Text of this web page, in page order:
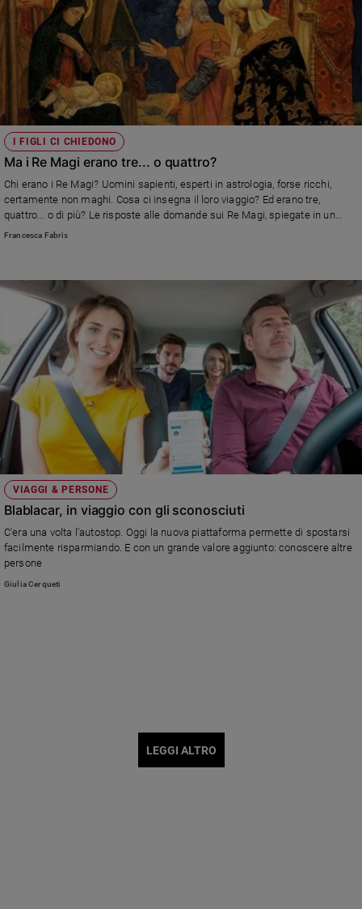
I FIGLI CI CHIEDONO
Ma i Re Magi erano tre... o quattro?
Chi erano i Re Magi? Uomini sapienti, esperti in astrologia, forse ricchi,
certamente non maghi. Cosa ci insegna il loro viaggio? Ed erano tre,
quattro... o di più? Le risposte alle domande sui Re Magi, spiegate in un
linguaggio chiaro. Anche per i più piccoli
Francesca Fabris
VIAGGI & PERSONE
Blablacar, in viaggio con gli sconosciuti
C'era una volta l'autostop. Oggi la nuova piattaforma permette di spostarsi
facilmente risparmiando. E con un grande valore aggiunto: conoscere altre
persone
Giulia Cerqueti
LEGGI ALTRO